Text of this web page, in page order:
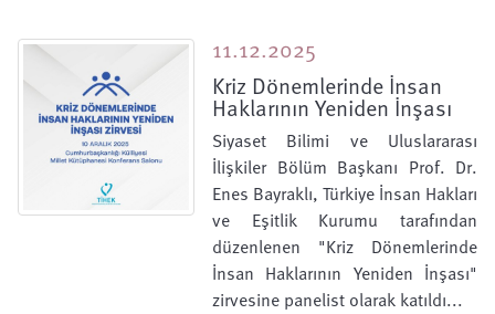
11.12.2025
Kriz Dönemlerinde İnsan
Haklarının Yeniden İnşası
Siyaset Bilimi ve Uluslararası
İlişkiler Bölüm Başkanı Prof. Dr.
Enes Bayraklı, Türkiye İnsan Hakları
ve Eşitlik Kurumu tarafından
düzenlenen "Kriz Dönemlerinde
İnsan Haklarının Yeniden İnşası"
zirvesine panelist olarak katıldı...